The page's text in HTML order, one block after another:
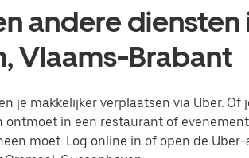
andere diensten
Vlaams-Brabant
je makkelijker verplaatsen via Uber.
ontmoet in een restaurant of
moet. Log online in of open de